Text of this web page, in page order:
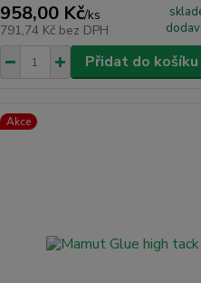
958,00 Kč/ks
791,74 Kč bez DPH
Přidat do košíku
Akce